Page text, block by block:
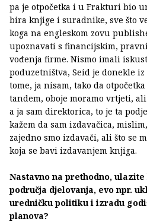
pa je otpočetka i u Frakturi bio
bira knjige i suradnike, sve što
koga na engleskom zovu
upoznavati s financijskim,
vođenja firme. Nismo imali
poduzetništva, Seid je donekle
tome, ja nisam, tako da
tandem, oboje moramo vrtjeti,
a ja sam direktorica, to je ta
kažem da sam izdavačica,
zajedno smo izdavači, ali što se
koja se bavi izdavanjem knjiga.
Nastavno na prethodno,
područja djelovanja, evo npr.
uredničku politiku i izradu
planova?